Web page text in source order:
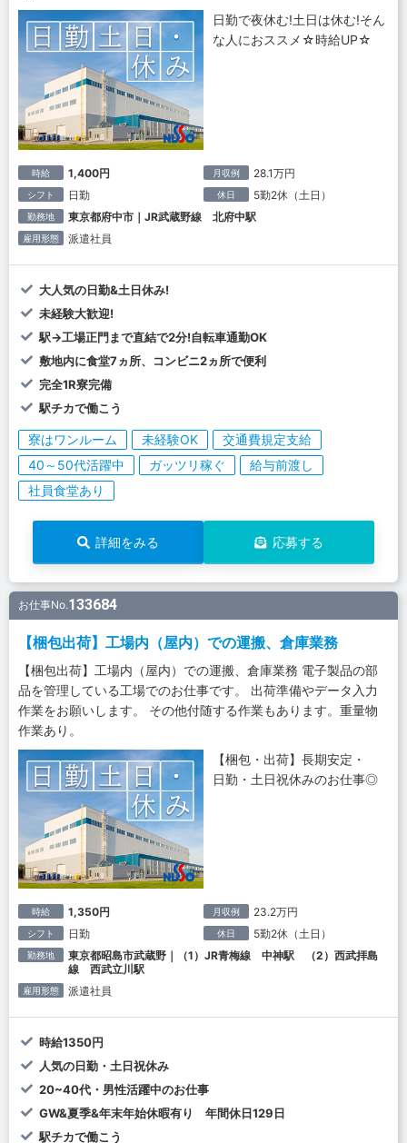
日勤で夜休む!土日は休む!そん
な人におススメ☆時給UP☆
時給 1,400円 月収例 28.1万円
シフト 日勤 休日 5勤2休（土日）
勤務地 東京都府中市｜JR武蔵野線 北府中駅
雇用形態 派遣社員
大人気の日勤&土日休み!
未経験大歓迎!
駅→工場正門まで直結で2分!自転車通勤OK
敷地内に食堂7ヵ所、コンビニ2ヵ所で便利
完全1R寮完備
駅チカで働こう
寮はワンルーム 未経験OK
交通費規定支給
40～50代活躍中
ガッツリ稼ぐ
給与前渡し
社員食堂あり
詳細をみる 応募する
お仕事No.133684
【梱包出荷】工場内（屋内）での運搬、倉庫業務
【梱包出荷】工場内（屋内）での運搬、倉庫業務 電子製品の部
品を管理している工場でのお仕事です。 出荷準備やデータ入力
作業をお願いします。 その他付随する作業もあります。重量物
作業あり。
【梱包・出荷】長期安定・
日勤・土日祝休みのお仕事◎
時給 1,350円 月収例 23.2万円
シフト 日勤 休日 5勤2休（土日）
勤務地
東京都昭島市武蔵野｜（1）JR青梅線 中神駅 （2）西武拝島
線 西武立川駅
雇用形態 派遣社員
時給1350円
人気の日勤・土日祝休み
20~40代・男性活躍中のお仕事
GW&夏季&年末年始休暇有り 年間休日129日
駅チカで働こう